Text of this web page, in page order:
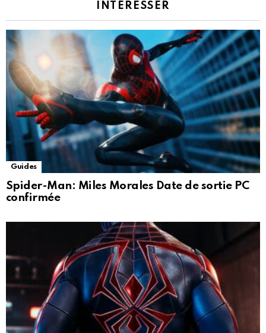
INTÉRESSER
Guides
Spider-Man: Miles Morales Date de sortie PC
confirmée